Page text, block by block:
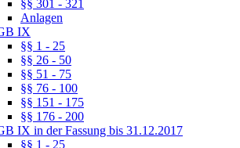
§§ 301 - 321
Anlagen
IX
§§ 1 - 25
§§ 26 - 50
§§ 51 - 75
§§ 76 - 100
§§ 151 - 175
§§ 176 - 200
IX in der Fassung bis 31.12.2017
§§ 1 - 25